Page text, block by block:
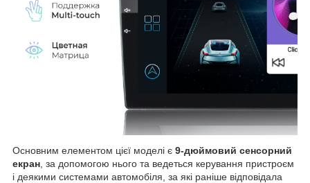
Основним елементом цієї моделі є 9-дюймовий сенсорний
екран , за допомогою нього та ведеться керування пристроєм
і деякими системами автомобіля, за які раніше відповідала